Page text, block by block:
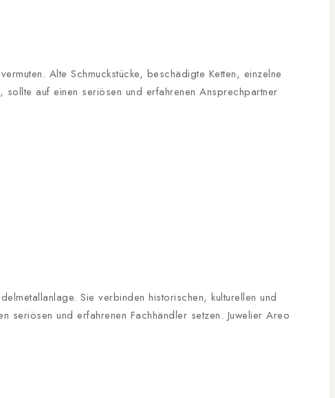
Alte Schmuckstücke, beschädigte Ketten, einzelne
auf einen seriösen und erfahrenen Ansprechpartner
Sie verbinden historischen, kulturellen und
seriösen und erfahrenen Fachhändler setzen. Juwelier Areo